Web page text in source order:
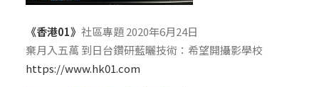
《香港01》 社區專題 2020年6月24日
棄月入五萬 到日台鑽研藍曬技術：希望開攝影學校
https://www.hk01.com